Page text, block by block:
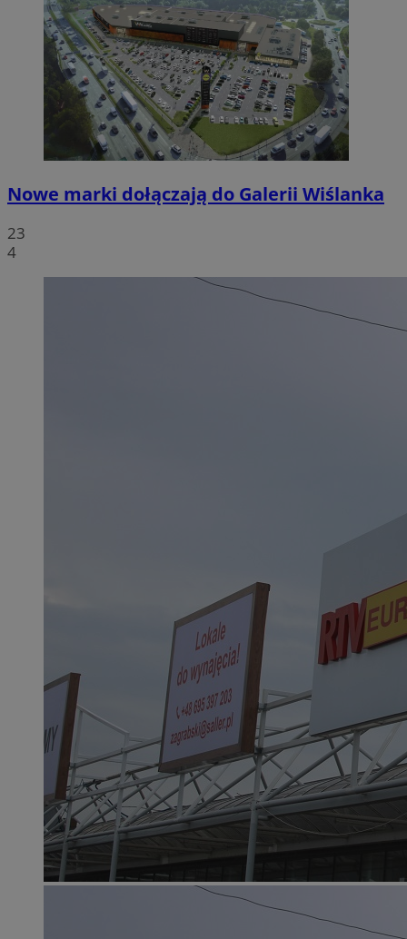
Nowe marki dołączają do Galerii Wiślanka
23
4